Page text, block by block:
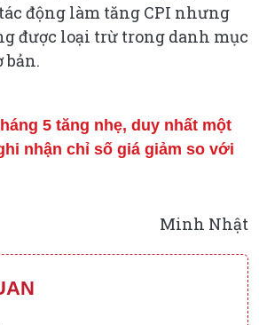
động làm tăng CPI nhưng
được loại trừ trong danh mục
bản.
5 tăng nhẹ, duy nhất một
nhận chỉ số giá giảm so với
Minh Nhật